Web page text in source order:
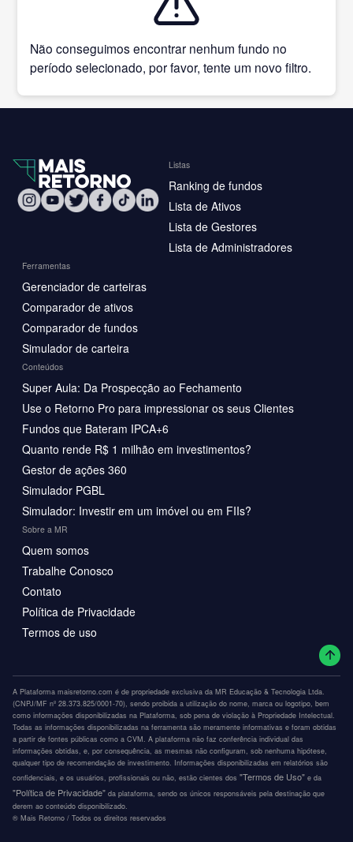
Não conseguimos encontrar nenhum fundo no
período selecionado, por favor, tente um novo filtro.
Listas
Ranking de fundos
Lista de Ativos
Lista de Gestores
Lista de Administradores
Ferramentas
Gerenciador de carteiras
Comparador de ativos
Comparador de fundos
Simulador de carteira
Conteúdos
Super Aula: Da Prospecção ao Fechamento
Use o Retorno Pro para impressionar os seus Clientes
Fundos que Bateram IPCA+6
Quanto rende R$ 1 milhão em investimentos?
Gestor de ações 360
Simulador PGBL
Simulador: Investir em um imóvel ou em FIIs?
Sobre a MR
Quem somos
Trabalhe Conosco
Contato
Política de Privacidade
Termos de uso
A Plataforma maisretorno.com é de propriedade exclusiva da MR Educação & Tecnologia Ltda.
(CNPJ/MF nº 28.373.825/0001-70), sendo proibida a utilização do nome, marca ou logotipo, bem
como informações disponibilizadas na Plataforma, sob pena de violação à Propriedade Intelectual.
Todas as informações disponibilizadas na ferramenta são meramente informativas e foram obtidas
a partir de fontes públicas como a CVM. A plataforma não faz conferência individual das
informações obtidas, e, por consequência, as mesmas não configuram, sob nenhuma hipótese,
qualquer tipo de recomendação de investimento. Informações disponibilizadas em relatórios são
confidenciais, e os usuários, profissionais ou não, estão cientes dos "Termos de Uso" e da
"Política de Privacidade" da plataforma, sendo os únicos responsáveis pela destinação que
derem ao conteúdo disponibilizado.
®️ Mais Retorno / Todos os direitos reservados